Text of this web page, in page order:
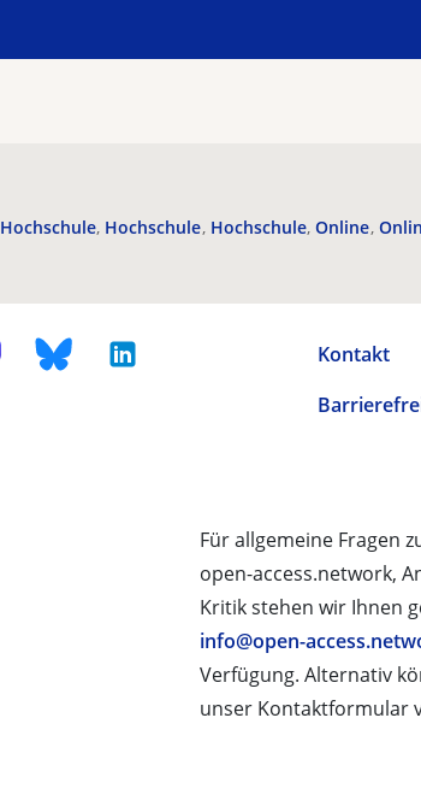
Hochschule Hochschule Hochschule Online
Kontakt
Für allgemeine Fragen
open-access.network,
Kritik stehen wir Ihnen
info@open-
Verfügung. Alternativ
unser Kontaktformular